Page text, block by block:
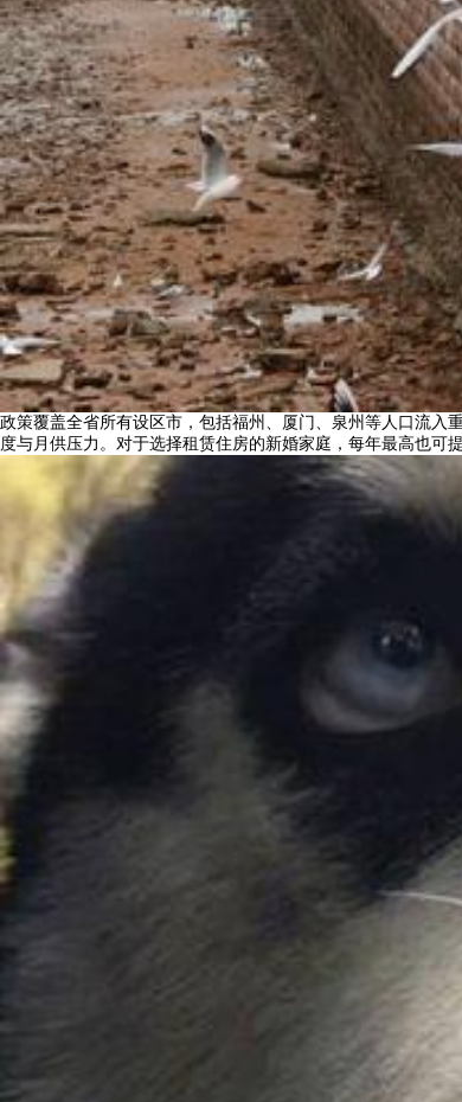
政策覆盖全省所有设区市，包括福州、厦门、泉州等人口流入
度与月供压力。对于选择租赁住房的新婚家庭，每年最高也可